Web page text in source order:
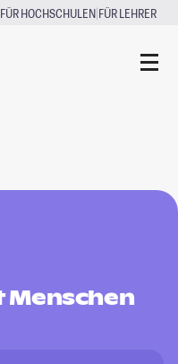
FÜR HOCHSCHULEN|FÜR LEHRER
Menschen